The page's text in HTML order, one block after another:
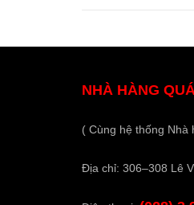
NHÀ HÀNG
( Cùng hệ thống Nhà
Địa chỉ: 306–308 Lê